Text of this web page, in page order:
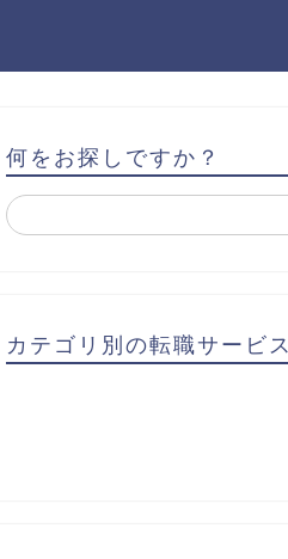
何をお探しですか？
カテゴリ別の転職サービス